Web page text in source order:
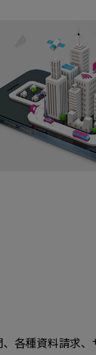
各種資料請求